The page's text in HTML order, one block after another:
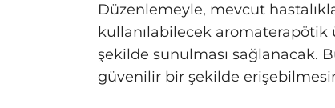
Düzenlemeyle, mevcut
kullanılabilecek
şekilde sunulması sağlanacak.
güvenilir bir şekilde